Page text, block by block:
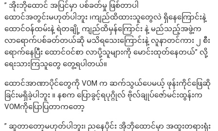
” အိုးဘိုထောင် အပြင်မှာ ပစ်ခတ်မှု ဖြစ်တာပါ
ထောင်အတွင်းမဟုတ်ပါဘူး ၊ကျည်ထိထားသူတွေလဲ ရှိနေကြောင်းနဲ့
ထောင်ဝန်ထမ်းနဲ့ ရဲတချို့ ကျည်ထိမှန်ကြောင်း နဲ့ မည်သည့်အဖွဲ့က
လာရောက်ပစ်ခတ်တယ်ဆို မသိရသေးကြောင်းနဲ့ လူနာတင်ကား ၂ စီး
ရောက်နေပြီး ထောင်ဝင်စာ လာပို့သူများကို မောင်းထုတ်နေတယ်” လို့
ရေးသားကြသူတွေ တွေ့ရပါတယ်။
ထောင်အာဏာပိုင်တွေကို VOM က ဆက်သွယ်ပေမယ့် ဖုန်းကိုင်ဖြေဆို
ခြင်းမရှိခဲ့ပါဘူး ။ နစက ပြောခွင့်ရပုဂ္ဂိုလ် ဗိုလ်ချုပ်ဇော်မင်းထွန်းက
VOMကိုပြောပြတာကတော့
” ဆူတာတော့မဟုတ်ပါဘူး၊ ညနေပိုင်း အိုဘိုထောင်မှာ အထူးတရားရုံး